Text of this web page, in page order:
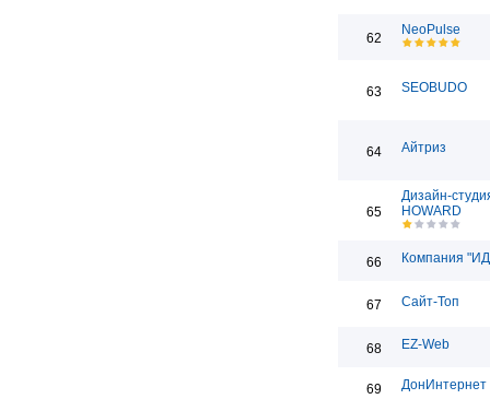
62
NeoPulse
63 SEOBUDO
64 Айтриз
65
Дизайн-
HOWARD
66 Компания
67 Сайт-Топ
68 EZ-Web
69 ДонИнтернет